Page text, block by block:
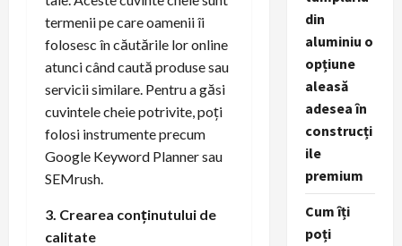
termenii pe care oamenii îi
folosesc în căutările lor online
atunci când caută produse sau
servicii similare. Pentru a găsi
cuvintele cheie potrivite, poți
folosi instrumente precum
Google Keyword Planner sau
SEMrush.
3. Crearea conținutului de
calitate
din
aluminiu o
opțiune
aleasă
adesea în
construcți
ile
premium
Cum îți
poți